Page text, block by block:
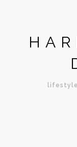
lifestyle